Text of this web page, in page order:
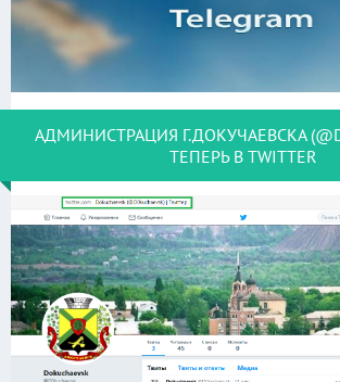
АДМИНИСТРАЦИЯ Г.ДОКУЧАЕВСКА
ТЕПЕРЬ В TWITTER